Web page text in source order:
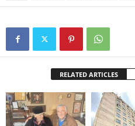
RELATED ARTICLES